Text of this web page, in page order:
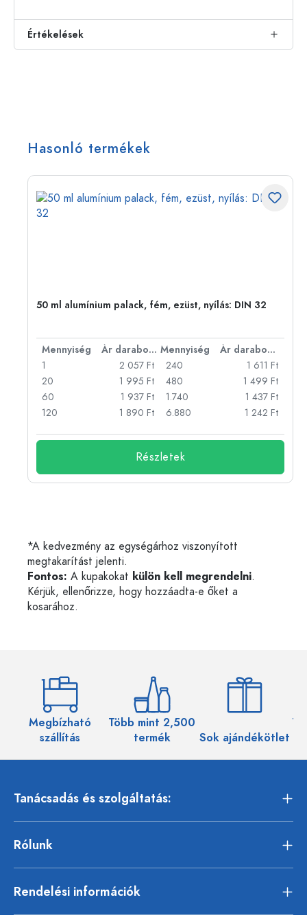
Értékelések
Hasonló termékek
50 ml alumínium palack, fém, ezüst, nyílás: DIN 32
Mennyiség Ár darabonként Mennyiség
Ár darabonként
1
2 057 Ft
20
1 995 Ft
60
1 937 Ft
120
1 890 Ft
240
1 611 Ft
480
1 499 Ft
1.740
1 437 Ft
6.880
1 242 Ft
Részletek
*A kedvezmény az egységárhoz viszonyított
megtakarítást jelenti.
Fontos: A kupakokat külön kell megrendelni.
Kérjük, ellenőrizze, hogy hozzáadta-e őket a
kosarához.
Megbízható
szállítás
Több mint 2,500
termék
Sok ajándékötlet
Tanácsadás és szolgáltatás:
Rólunk
Rendelési információk